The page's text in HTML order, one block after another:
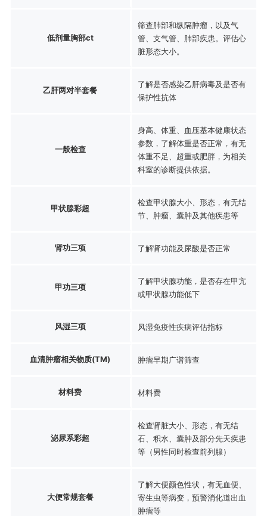
低剂量胸部ct
筛查肺部和纵隔肿瘤，以及气
管、支气管、肺部疾患。评估心
脏形态大小。
乙肝两对半套餐
了解是否感染乙肝病毒及是否有
保护性抗体
一般检查
身高、体重、血压基本健康状态
参数，了解体重是否正常，有无
体重不足、超重或肥胖，为相关
科室的诊断提供依据。
甲状腺彩超
检查甲状腺大小、形态，有无结
节、肿瘤、囊肿及其他疾患等
肾功三项 了解肾功能及尿酸是否正常
甲功三项
了解甲状腺功能，是否存在甲亢
或甲状腺功能低下
风湿三项 风湿免疫性疾病评估指标
血清肿瘤相关物质(TM) 肿瘤早期广谱筛查
材料费 材料费
泌尿系彩超
检查肾脏大小、形态，有无结
石、积水、囊肿及部分先天疾患
等（男性同时检查前列腺）
大便常规套餐
了解大便颜色性状，有无血便、
寄生虫等病变，预警消化道出血
肿瘤等